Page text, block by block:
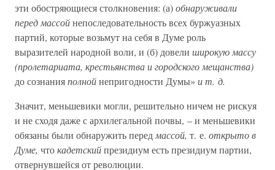
эти обостряющиеся столкновения: (а)обнаруживали
перед массойнепоследовательность всех буржуазных
партий, которые возьмут на себя в Думе роль
выразителей народной воли, и (б) довели широкую массу
(пролетариата, крестьянства и городского мещанства)
до сознанияполнойнепригодности Думы» и т. д.
Значит, меньшевики могли, решительно ничем не рискуя
и не сходя даже с архилегальной почвы, – и меньшевики
обязаны были обнаружить перед массой, т. е. открыто в
Думе, чтокадетскийпрезидиум есть президиум партии,
отвернувшейся от революции.